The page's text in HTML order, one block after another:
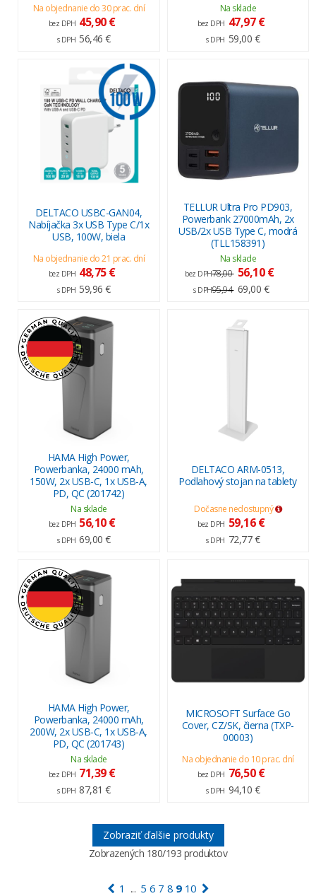
Na objednanie do 30 prac. dní
bez DPH 45,90 €
s DPH 56,46 €
Na sklade
bez DPH 47,97 €
s DPH 59,00 €
DELTACO USBC-GAN04,
Nabíjačka 3x USB Type C/1x
USB, 100W, biela
Na objednanie do 21 prac. dní
bez DPH 48,75 €
s DPH 59,96 €
TELLUR Ultra Pro PD903,
Powerbank 27000mAh, 2x
USB/2x USB Type C, modrá
(TLL158391)
Na sklade
bez DPH78,00 56,10 €
s DPH95,94 69,00 €
HAMA High Power,
Powerbanka, 24000 mAh,
150W, 2x USB-C, 1x USB-A,
PD, QC (201742)
Na sklade
bez DPH 56,10 €
s DPH 69,00 €
DELTACO ARM-0513,
Podlahový stojan na tablety
Dočasne nedostupný
bez DPH 59,16 €
s DPH 72,77 €
HAMA High Power,
Powerbanka, 24000 mAh,
200W, 2x USB-C, 1x USB-A,
PD, QC (201743)
Na sklade
bez DPH 71,39 €
s DPH 87,81 €
MICROSOFT Surface Go
Cover, CZ/SK, čierna (TXP-
00003)
Na objednanie do 10 prac. dní
bez DPH 76,50 €
s DPH 94,10 €
Zobraziť ďalšie produkty
Zobrazených 180/193 produktov
1 ... 5 6 7 8 9 10